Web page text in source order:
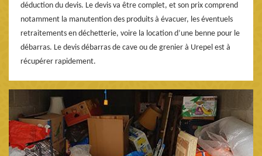
déduction du devis. Le devis va être complet, et son prix comprend
notamment la manutention des produits à évacuer, les éventuels
retraitements en déchetterie, voire la location d’une benne pour le
débarras. Le devis débarras de cave ou de grenier à Urepel est à
récupérer rapidement.